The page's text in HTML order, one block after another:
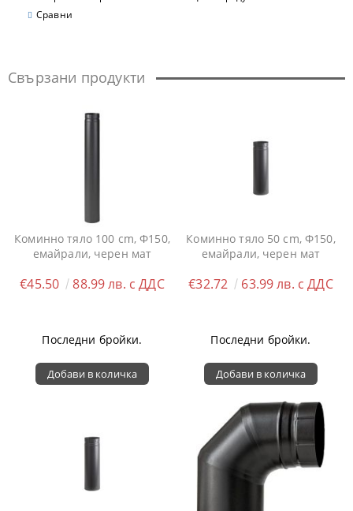
Сравни
Свързани продукти
Коминно тяло 100 cm, Ф150,
емайрали, черен мат
€45.50 88.99 лв. с ДДС
Последни бройки.
Коминно тяло 50 cm, Ф150,
емайрали, черен мат
€32.72 63.99 лв. с ДДС
Последни бройки.